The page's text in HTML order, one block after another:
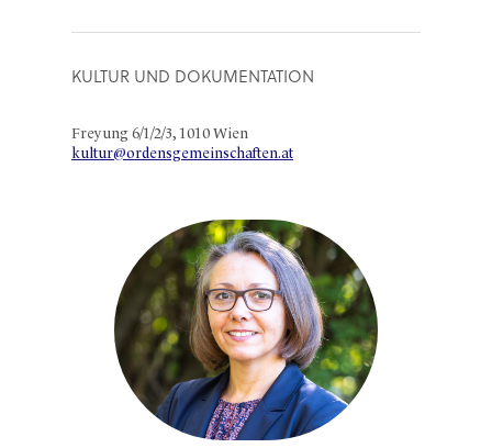
KULTUR UND DOKUMENTATION
Freyung 6/1/2/3, 1010 Wien
kultur@ordensgemeinschaften.at